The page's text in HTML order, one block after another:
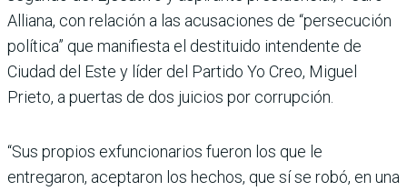
Alliana, con relación a las acusaciones de “persecución
política” que manifiesta el destituido intendente de
Ciudad del Este y líder del Partido Yo Creo, Miguel
Prieto, a puertas de dos juicios por corrupción.
“Sus propios exfuncionarios fueron los que le
entregaron, aceptaron los hechos, que sí se robó, en una